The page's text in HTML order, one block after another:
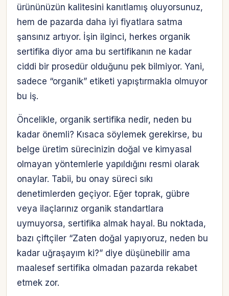
ürününüzün kalitesini kanıtlamış oluyorsunuz,
hem de pazarda daha iyi fiyatlara satma
şansınız artıyor. İşin ilginci, herkes organik
sertifika diyor ama bu sertifikanın ne kadar
ciddi bir prosedür olduğunu pek bilmiyor. Yani,
sadece “organik” etiketi yapıştırmakla olmuyor
bu iş.
Öncelikle, organik sertifika nedir, neden bu
kadar önemli? Kısaca söylemek gerekirse, bu
belge üretim sürecinizin doğal ve kimyasal
olmayan yöntemlerle yapıldığını resmi olarak
onaylar. Tabii, bu onay süreci sıkı
denetimlerden geçiyor. Eğer toprak, gübre
veya ilaçlarınız organik standartlara
uymuyorsa, sertifika almak hayal. Bu noktada,
bazı çiftçiler “Zaten doğal yapıyoruz, neden bu
kadar uğraşayım ki?” diye düşünebilir ama
maalesef sertifika olmadan pazarda rekabet
etmek zor.